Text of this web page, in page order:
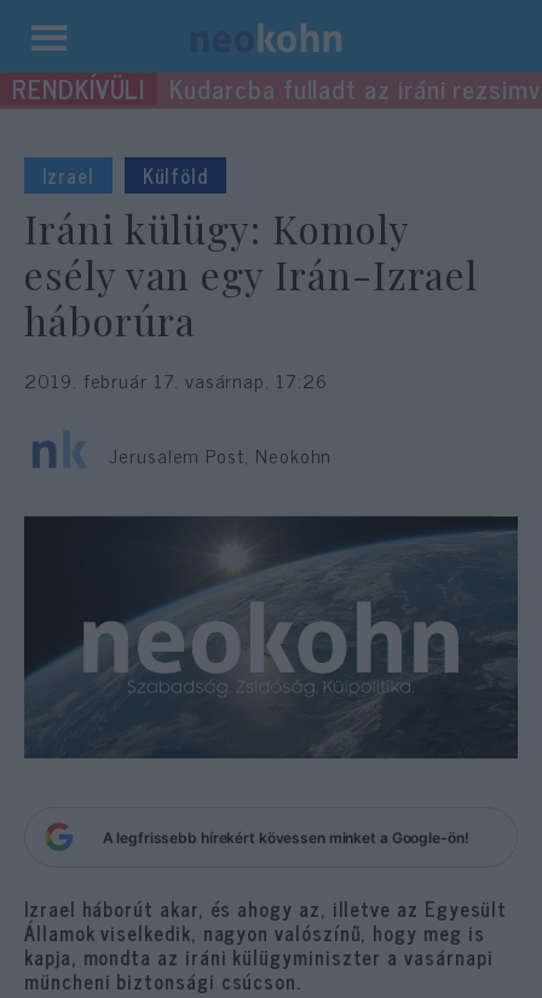
Kilépés
a Kudarcba fulladt az iráni
Izrael Külföld
Iráni külügy: Komoly
esély van egy Irán-Izrael
háborúra
2019. február 17. vasárnap, 17:26
Jerusalem Post, Neokohn
A legfrissebb hírekért kövessen minket a Google-ön!
Izrael háborút akar, és ahogy az, illetve az Egyesült
Államok viselkedik, nagyon valószínű, hogy meg is
kapja, mondta az iráni külügyminiszter a vasárnapi
müncheni biztonsági csúcson.